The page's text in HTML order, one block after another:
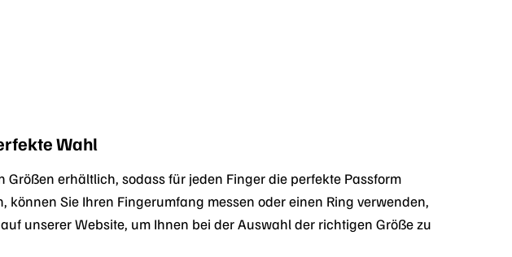
Wahl
erhältlich, sodass für jeden Finger die perfekte Passform
Sie Ihren Fingerumfang messen oder einen Ring verwenden,
unserer Website, um Ihnen bei der Auswahl der richtigen Größe zu